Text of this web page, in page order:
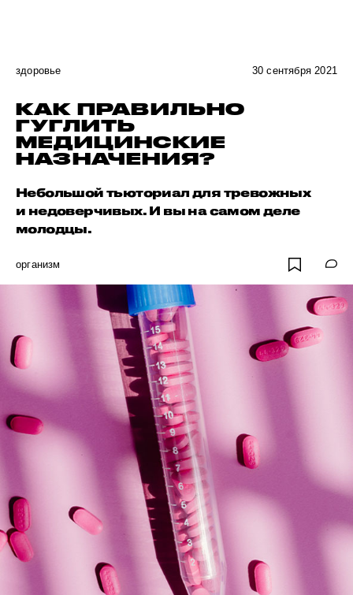
здоровье 30 сентября 2021
КАК ПРАВИЛЬНО
ГУГЛИТЬ
МЕДИЦИНСКИЕ
НАЗНАЧЕНИЯ?
Небольшой тьюториал для тревожных
и недоверчивых. И вы на самом деле
молодцы.
организм